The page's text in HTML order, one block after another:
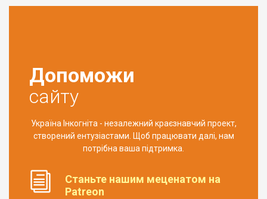
Допоможи
сайту
Україна Інкогніта - незалежний краєзнавчий проект,
створений ентузіастами. Щоб працювати далі, нам
потрібна ваша підтримка.
Станьте нашим меценатом на
Patreon